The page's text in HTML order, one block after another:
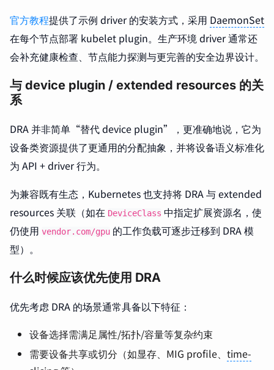
官方教程提供了示例 driver 的安装方式，采用 DaemonSet
在每个节点部署 kubelet plugin。生产环境 driver 通常还
会补充健康检查、节点能力探测与更完善的安全边界设计。
与 device plugin / extended resources 的关
系
DRA 并非简单“替代 device plugin”，更准确地说，它为
设备类资源提供了更通用的分配抽象，并将设备语义标准化
为 API + driver 行为。
为兼容既有生态，Kubernetes 也支持将 DRA 与 extended
resources 关联（如在 DeviceClass 中指定扩展资源名，使
仍使用 vendor.com/gpu 的工作负载可逐步迁移到 DRA 模
型）。
什么时候应该优先使用 DRA
优先考虑 DRA 的场景通常具备以下特征：
设备选择需满足属性/拓扑/容量等复杂约束
需要设备共享或切分（如显存、MIG profile、 time-